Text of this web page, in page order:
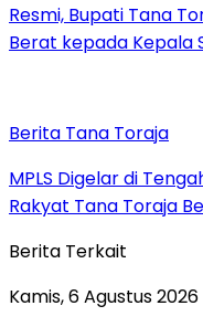
Resmi, Bupati Tana
Berat kepada Kepala
Berita Tana Toraja
MPLS Digelar di
Rakyat Tana Toraja
Berita Terkait
Kamis, 6 Agustus